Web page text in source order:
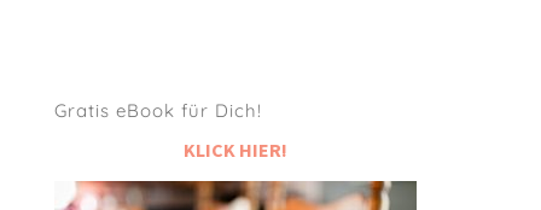
Gratis eBook für Dich!
KLICK HIER!